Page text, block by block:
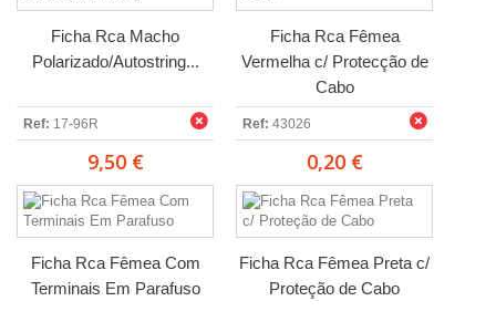
Ficha Rca Macho
Polarizado/Autostring...
Ref: 17-96R
9,50 €
Ficha Rca Fêmea
Vermelha c/ Protecção de
Cabo
Ref: 43026
0,20 €
Ficha Rca Fêmea Com
Terminais Em Parafuso
Ficha Rca Fêmea Preta c/
Proteção de Cabo